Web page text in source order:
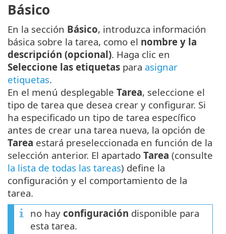
Básico
En la sección Básico, introduzca información
básica sobre la tarea, como el nombre y la
descripción (opcional). Haga clic en
Seleccione las etiquetas para asignar
etiquetas.
En el menú desplegable Tarea, seleccione el
tipo de tarea que desea crear y configurar. Si
ha especificado un tipo de tarea específico
antes de crear una tarea nueva, la opción de
Tarea estará preseleccionada en función de la
selección anterior. El apartado Tarea (consulte
la lista de todas las tareas) define la
configuración y el comportamiento de la
tarea.
no hay configuración disponible para
esta tarea.